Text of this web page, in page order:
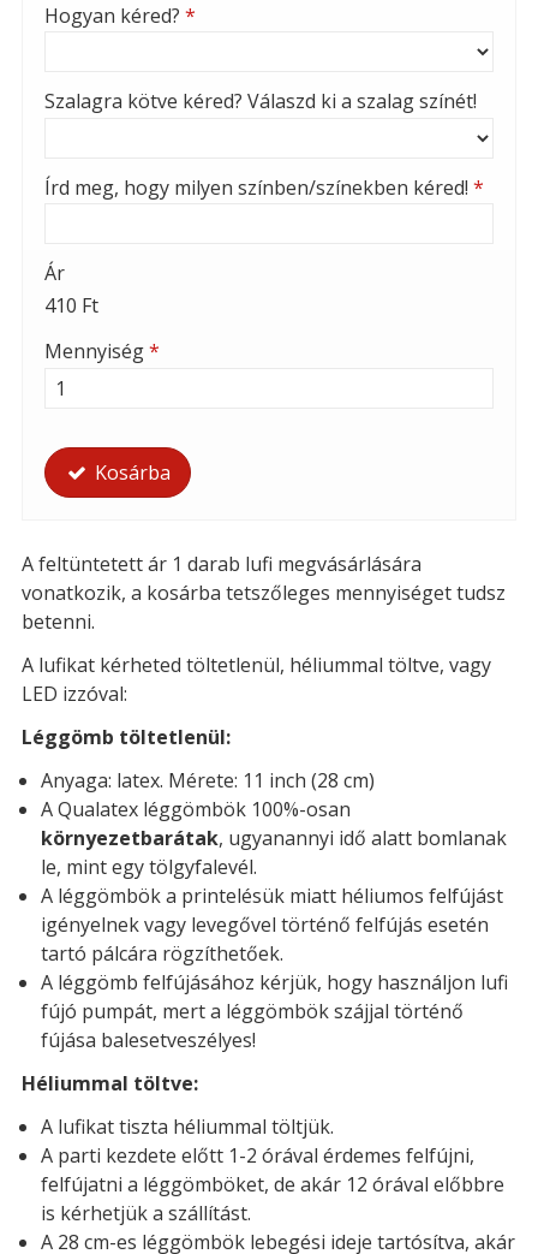
Hogyan kéred? *
Szalagra kötve kéred? Válaszd ki a szalag színét!
Írd meg, hogy milyen színben/színekben kéred! *
Ár
410 Ft
Mennyiség*
Kosárba
A feltüntetett ár 1 darab lufi megvásárlására
vonatkozik, a kosárba tetszőleges mennyiséget tudsz
betenni.
A lufikat kérheted töltetlenül, héliummal töltve, vagy
LED izzóval:
Léggömb töltetlenül:
Anyaga: latex. Mérete: 11 inch (28 cm)
A Qualatex léggömbök 100%-osan
környezetbarátak, ugyanannyi idő alatt bomlanak
le, mint egy tölgyfalevél.
A léggömbök a printelésük miatt héliumos felfújást
igényelnek vagy levegővel történő felfújás esetén
tartó pálcára rögzíthetőek.
A léggömb felfújásához kérjük, hogy használjon lufi
fújó pumpát, mert a léggömbök szájjal történő
fújása balesetveszélyes!
Héliummal töltve:
A lufikat tiszta héliummal töltjük.
A parti kezdete előtt 1-2 órával érdemes felfújni,
felfújatni a léggömböket, de akár 12 órával előbbre
is kérhetjük a szállítást.
A 28 cm-es léggömbök lebegési ideje tartósítva, akár